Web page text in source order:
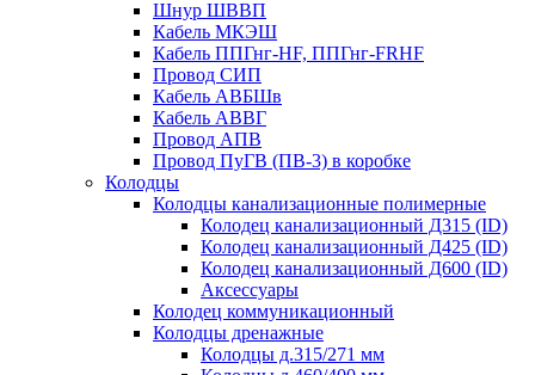
Шнур ШВВП
Кабель МКЭШ
Кабель ППГнг-HF, ППГнг-FRHF
Провод СИП
Кабель АВБШв
Кабель АВВГ
Провод АПВ
Провод ПуГВ (ПВ-3) в коробке
Колодцы
Колодцы канализационные полимерные
Колодец канализационный Д315 (ID)
Колодец канализационный Д425 (ID)
Колодец канализационный Д600 (ID)
Аксессуары
Колодец коммуникационный
Колодцы дренажные
Колодцы д.315/271 мм